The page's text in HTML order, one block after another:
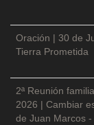
Oración | 30 de
Tierra Prometida
2ª Reunión
2026 | Cambiar
de Juan Marcos -